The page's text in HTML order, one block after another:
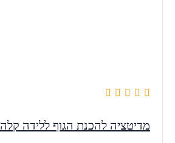
מדיטציה להכנת הגוף ללידה קלה